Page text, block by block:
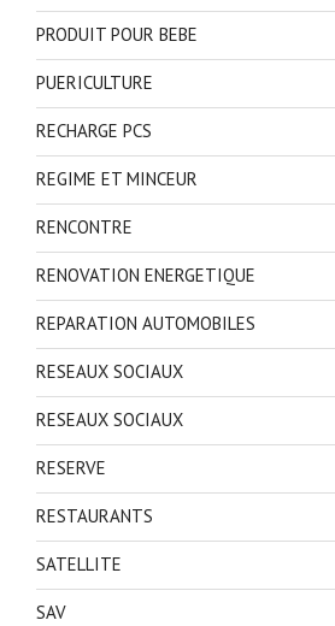
PRODUIT POUR BEBE
PUERICULTURE
RECHARGE PCS
REGIME ET MINCEUR
RENCONTRE
RENOVATION ENERGETIQUE
REPARATION AUTOMOBILES
RESEAUX SOCIAUX
RESEAUX SOCIAUX
RESERVE
RESTAURANTS
SATELLITE
SAV